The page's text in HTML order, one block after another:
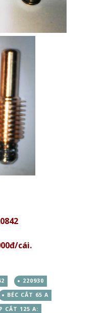
cái.
220930
BÉC CẮT 65 A
CẮT 125 A: